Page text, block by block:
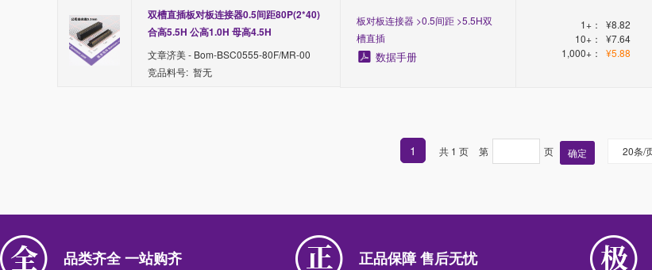
双槽直插板对板连接器0.5间距80P(2*40)
合高5.5H 公高1.0H 母高4.5H
文章济美 - Bom-BSC0555-80F/MR-00
竞品料号: 暂无
板对板连接器 >0.5间距 >5.5H双
槽直插
数据手册
1+：
¥8.82
10+：
¥7.64
1,000+：
¥5.88
1 共 1 页 第 页 确定 20条/
品类齐全 一站购齐 正品保障 售后无忧